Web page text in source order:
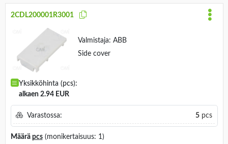
2CDL200001R3001
Valmistaja: ABB
Side cover
Yksikköhinta (pcs):
alkaen 2.94 EUR
Varastossa: 5pcs
Määrä pcs(monikertaisuus: 1)